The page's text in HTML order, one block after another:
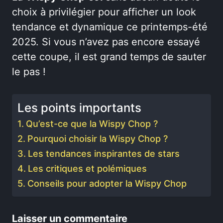
choix à privilégier pour afficher un look
tendance et dynamique ce printemps-été
2025. Si vous n’avez pas encore essayé
cette coupe, il est grand temps de sauter
le pas !
Les points importants
Qu’est-ce que la Wispy Chop ?
Pourquoi choisir la Wispy Chop ?
Les tendances inspirantes de stars
Les critiques et polémiques
Conseils pour adopter la Wispy Chop
Laisser un commentaire